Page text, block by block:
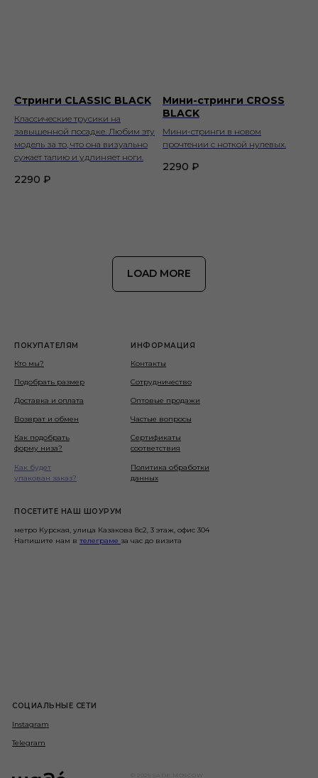
Стринги CLASSIC BLACK
Классические трусики на
завышенной посадке. Любим эту
модель за то, что она визуально
сужает талию и удлиняет ноги.
2290 ₽
Мини-стринги CROSS
BLACK
Мини-стринги в новом
прочтении с ноткой нулевых.
2290 ₽
LOAD MORE
ПОКУПАТЕЛЯМ
ИНФОРМАЦИЯ
Кто мы?
Подобрать размер
Доставка и оплата
Возврат и обмен
Сертификаты
соответствия
Контакты
Оптовые продажи
СОЦИАЛЬНЫЕ СЕТИ
Instagram
Telegram
© 2025 SADE.MOSCOW
Сотрудничество
Политика обработки
данных
Как подобрать
форму низа?
Частые вопросы
Как будет
упакован заказ?
ПОСЕТИТЕ НАШ ШОУРУМ
метро Курская, улица Казакова 8с2, 3 этаж, офис 304
Напишите нам в телеграме за час до визита